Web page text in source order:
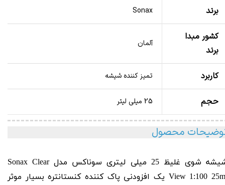
برند Sonax
کشور مبدا
برند
آلمان
کاربرد تمیز کننده شیشه
حجم 25 میلی لیتر
محصول
شیشه شوی غلیظ 25 میلی لیتری سوناکس مدل Sonax Clear
View 1:100 25ml یک افزودنی پاک کننده کنستانتره بسیار موثر